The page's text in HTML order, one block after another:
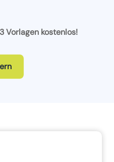
Vorlagen kostenlos!